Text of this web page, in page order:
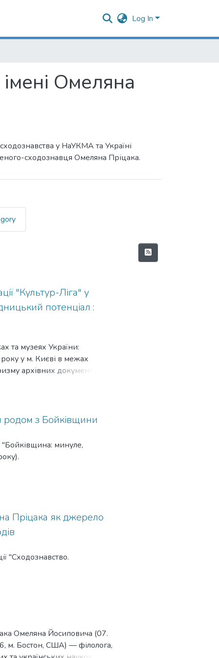
Log In
Омеляна
у НаУКМА та Україні
сходознавця Омеляна Пріцака.
"Культур-Ліга" у
потенціал :
та музеях України:
у м. Києві в межах
архівних документів,
родом з Бойківщини
"Бойківщина: минуле,
Пріцака як джерело
"Сходознавство.
Омеляна Йосиповича (07.
м. Бостон, США) — філолога,